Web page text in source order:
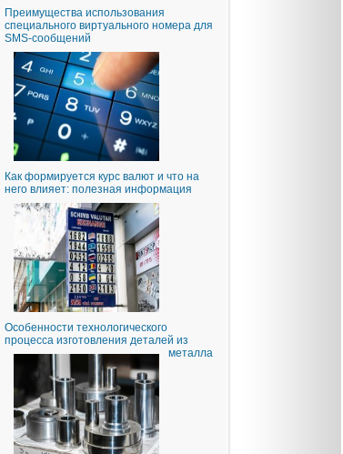
Преимущества использования
специального виртуального номера для
SMS-сообщений
Как формируется курс валют и что на
него влияет: полезная информация
Особенности технологического
процесса изготовления деталей из
металла